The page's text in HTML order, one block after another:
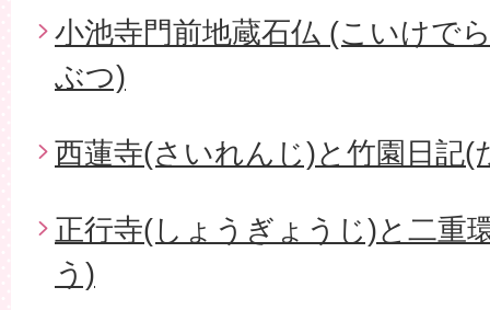
小池寺門前地蔵石仏 (こいけで
ぶつ)
西蓮寺(さいれんじ)と竹園日記(
正行寺(しょうぎょうじ)と二重
う)